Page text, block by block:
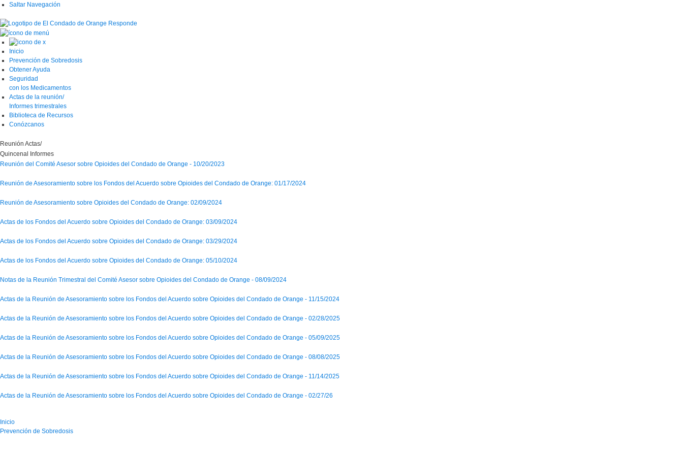
Saltar Navegación
Inicio
Prevención de Sobredosis
Obtener Ayuda
Seguridad
con los Medicamentos
Actas de la reunión/
Informes trimestrales
Biblioteca de Recursos
Conózcanos
Reunión Actas/
Quincenal
Informes
Reunión del Comité Asesor sobre Opioides del Condado de Orange - 10/20/2023
Reunión de Asesoramiento sobre los Fondos del Acuerdo sobre Opioides del Condado de Orange: 01/17/2024
Reunión de Asesoramiento sobre Opioides del Condado de Orange: 02/09/2024
Actas de los Fondos del Acuerdo sobre Opioides del Condado de Orange: 03/09/2024
Actas de los Fondos del Acuerdo sobre Opioides del Condado de Orange: 03/29/2024
Actas de los Fondos del Acuerdo sobre Opioides del Condado de Orange: 05/10/2024
Notas de la Reunión Trimestral del Comité Asesor sobre Opioides del Condado de Orange - 08/09/2024
Actas de la Reunión de Asesoramiento sobre los Fondos del Acuerdo sobre Opioides del Condado de Orange - 11/15/2024
Actas de la Reunión de Asesoramiento sobre los Fondos del Acuerdo sobre Opioides del Condado de Orange - 02/28/2025
Actas de la Reunión de Asesoramiento sobre los Fondos del Acuerdo sobre Opioides del Condado de Orange - 05/09/2025
Actas de la Reunión de Asesoramiento sobre los Fondos del Acuerdo sobre Opioides del Condado de Orange - 08/08/2025
Actas de la Reunión de Asesoramiento sobre los Fondos del Acuerdo sobre Opioides del Condado de Orange - 11/14/2025
Actas de la Reunión de Asesoramiento sobre los Fondos del Acuerdo sobre Opioides del Condado de Orange - 02/27/26
Inicio
Prevención de Sobredosis